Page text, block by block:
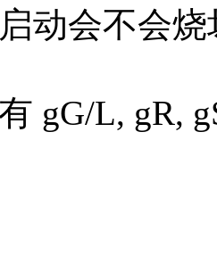
动会不会
gG/L, gR,